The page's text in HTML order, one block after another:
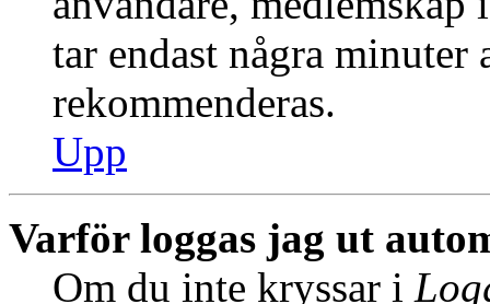
tar endast några minuter
rekommenderas.
Upp
Varför loggas jag ut
Om du inte kryssar i